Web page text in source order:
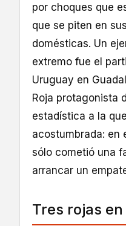
por choques que
que se piten en
domésticas. Un
extremo fue el
Uruguay en
Roja protagonista
estadística a la
acostumbrada: en
sólo cometió una
arrancar un
Tres rojas